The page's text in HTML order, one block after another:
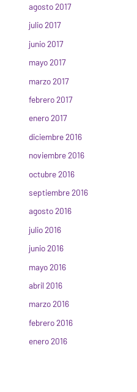
agosto 2017
julio 2017
junio 2017
mayo 2017
marzo 2017
febrero 2017
enero 2017
diciembre 2016
noviembre 2016
octubre 2016
septiembre 2016
agosto 2016
julio 2016
junio 2016
mayo 2016
abril 2016
marzo 2016
febrero 2016
enero 2016